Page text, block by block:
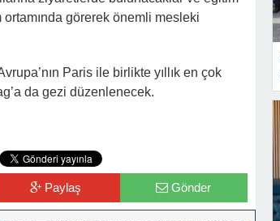
ortamında görerek önemli mesleki
Paris ile birlikte yıllık en çok
da gezi düzenlenecek.
Paylaş Gönder